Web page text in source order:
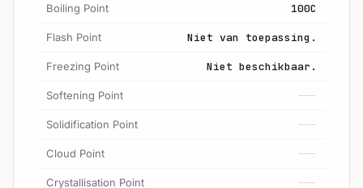
Boiling Point 100C
Flash Point Niet van toepassing.
Freezing Point Niet beschikbaar.
Softening Point ---
Solidification Point ---
Cloud Point ---
Crystallisation Point ---